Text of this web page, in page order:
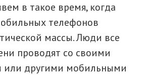
в такое время, когда
телефонов
массы. Люди все
проводят со своими
или другими мобильными